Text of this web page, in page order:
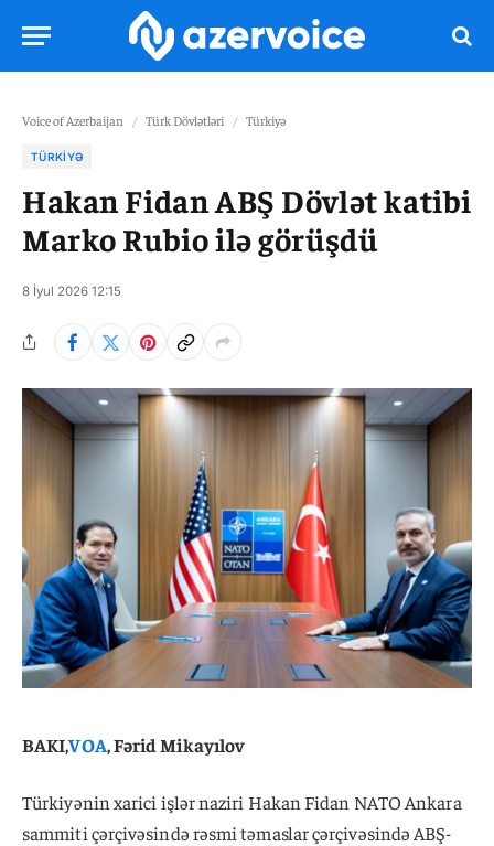
Voice of Azerbaijan / Türk Dövlətləri / Türkiyə
TÜRKIYƏ
Hakan Fidan ABŞ Dövlət katibi
Marko Rubio ilə görüşdü
8 İyul 2026 12:15
BAKI,VOA, Fərid Mikayılov
Türkiyənin xarici işlər naziri Hakan Fidan NATO Ankara
sammiti çərçivəsində rəsmi təmaslar çərçivəsində ABŞ-